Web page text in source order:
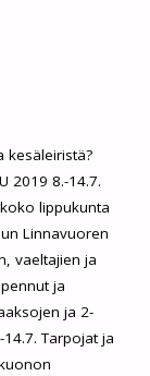
kesäleiristä?
2019 8.-14.7.
lippukunta
Linnavuoren
vaeltajien ja
ja
ja 2-
Tarpojat ja